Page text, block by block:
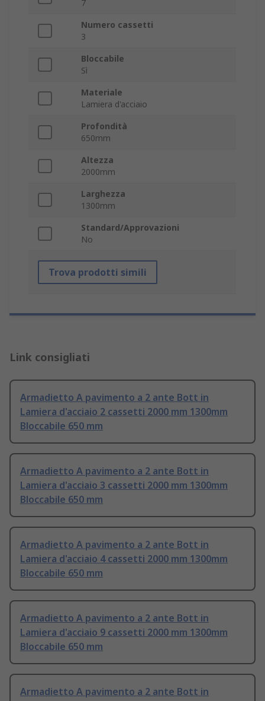
7
Numero cassetti
3
Bloccabile
Sì
Materiale
Lamiera d'acciaio
Profondità
650mm
Altezza
2000mm
Larghezza
1300mm
Standard/Approvazioni
No
Trova prodotti simili
Link consigliati
Armadietto A pavimento a 2 ante Bott in
Lamiera d'acciaio 2 cassetti 2000 mm 1300mm
Bloccabile 650 mm
Armadietto A pavimento a 2 ante Bott in
Lamiera d'acciaio 3 cassetti 2000 mm 1300mm
Bloccabile 650 mm
Armadietto A pavimento a 2 ante Bott in
Lamiera d'acciaio 4 cassetti 2000 mm 1300mm
Bloccabile 650 mm
Armadietto A pavimento a 2 ante Bott in
Lamiera d'acciaio 9 cassetti 2000 mm 1300mm
Bloccabile 650 mm
Armadietto A pavimento a 2 ante Bott in